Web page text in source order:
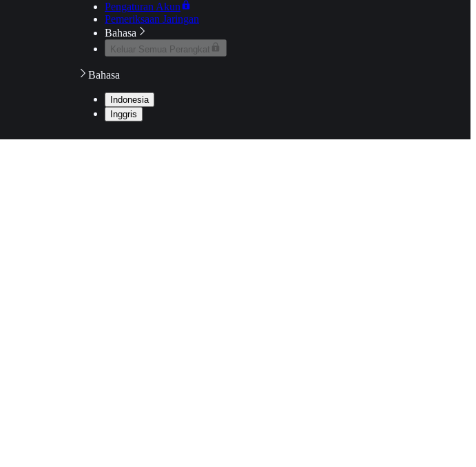
Pengaturan Akun
Pemeriksaan Jaringan
Bahasa
Keluar Semua Perangkat
Bahasa
Indonesia
Inggris